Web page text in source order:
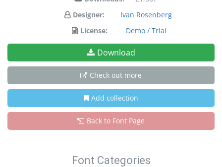
Designer:
Ivan Rosenberg
License:
Demo / Trial
Download
Check out more
Add collection
Back to Font Page
Font Categories